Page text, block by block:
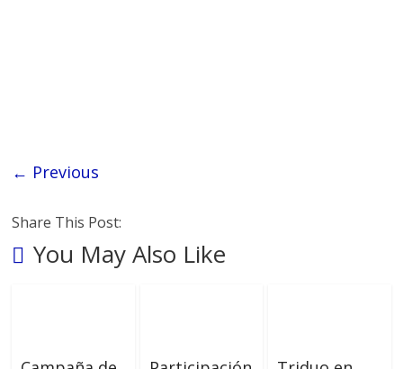
← Previous
Share This Post:
You May Also Like